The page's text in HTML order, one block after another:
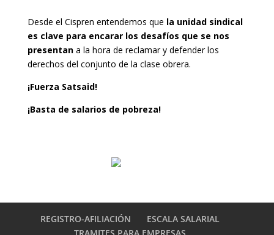
Desde el Cispren entendemos que la unidad sindical
es clave para encarar los desafíos que se nos
presentana la hora de reclamar y defender los
derechos del conjunto de la clase obrera.
¡Fuerza Satsaid!
¡Basta de salarios de pobreza!
REGISTRO-AFILIACIÓN
ESCALA SALARIAL